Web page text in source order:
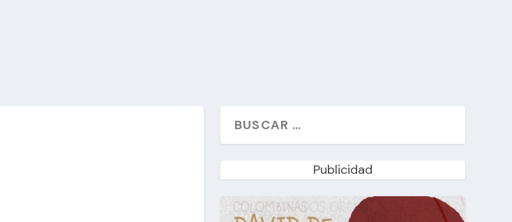
Publicidad